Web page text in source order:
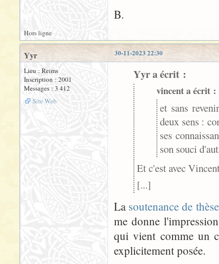
B.
Hors ligne
30-11-2023 22:30
Yyr
Lieu : Reims
Inscription : 2001
Messages : 3 412
Site Web
Yyr a écrit :
vincent a écrit :
et sans
deux sens :
ses
son souci
Et c'est avec
[...]
La soutenance de thèse
me donne
qui vient comme un
explicitement posée.